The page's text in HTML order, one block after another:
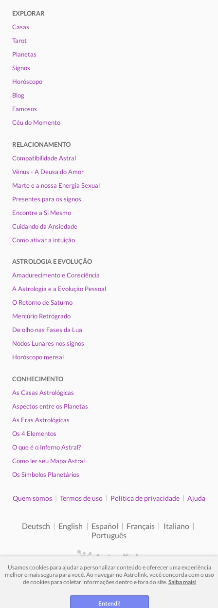
EXPLORAR
Casas
Tarot
Planetas
Signos
Horóscopo
Blog
Famosos
Céu do Momento
RELACIONAMENTO
Compatibilidade Astral
Vênus - A Deusa do Amor
Marte e a nossa Energia Sexual
Presentes para os signos
Encontre a Si Mesmo
Cuidando da Ansiedade
Como ativar a intuição
ASTROLOGIA E EVOLUÇÃO
Amadurecimento e Consciência
A Astrologia e a Evolução Pessoal
O Retorno de Saturno
Mercúrio Retrógrado
De olho nas Fases da Lua
Nodos Lunares nos signos
Horóscopo mensal
CONHECIMENTO
As Casas Astrológicas
Aspectos entre os Planetas
As Eras Astrológicas
Os 4 Elementos
O que é o Inferno Astral?
Como ler seu Mapa Astral
Os Símbolos Planetários
Quem somos | Termos de uso | Politica de privacidade | Ajuda
Deutsch | English | Español | Français | Italiano |
Português
© 2012 - 2026. Todos os direitos reservados.
Usamos cookies para ajudar a personalizar conteúdo e oferecer uma experiência
melhor e mais segura para você. Ao navegar no Astrolink, você concorda com o uso
de cookies para coletar informações dentro e fora do site. Saiba mais!
Entendi!